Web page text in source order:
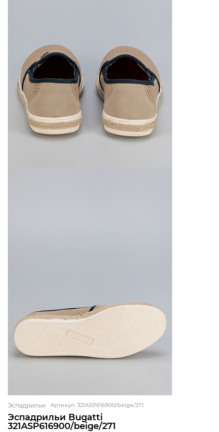
Эспадрильи Bugatti
321ASP616900/beige/271
Эспадрильи Артикул: 321ASP616900/beige/271